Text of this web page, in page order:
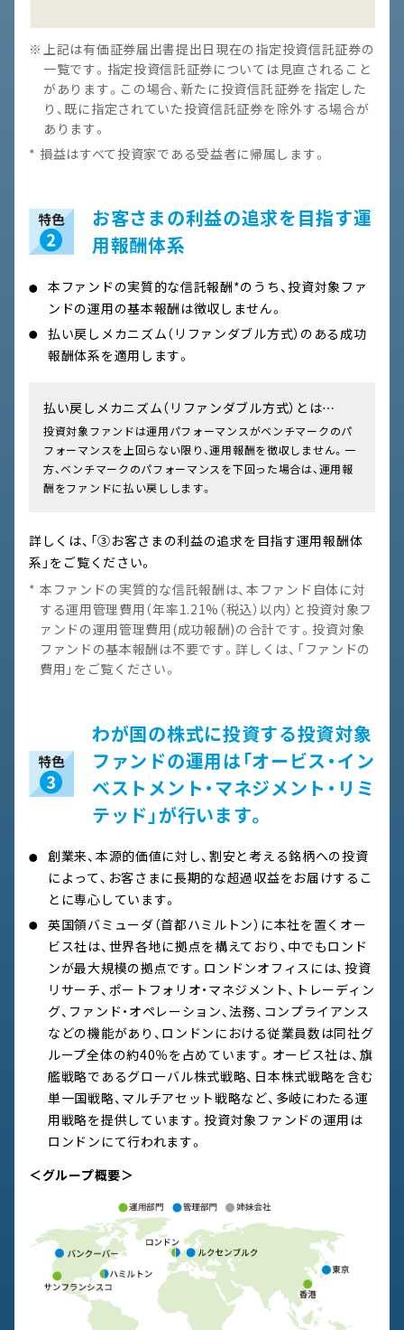
上記は有価証券届出書提出日現在の指定投資信託証券の
一覧です。指定投資信託証券については見直されること
があります。この場合、新たに投資信託証券を指定した
り、既に指定されていた投資信託証券を除外する場合が
あります。
損益はすべて投資家である受益者に帰属します。
お客さまの利益の追求を目指す運
用報酬体系
本ファンドの実質的な信託報酬*のうち、投資対象ファ
ンドの運用の基本報酬は徴収しません。
払い戻しメカニズム（リファンダブル方式）のある成功
報酬体系を適用します。
払い戻しメカニズム（リファンダブル方式）とは…
投資対象ファンドは運用パフォーマンスがベンチマークのパ
フォーマンスを上回らない限り、運用報酬を徴収しません。一
方、ベンチマークのパフォーマンスを下回った場合は、運用報
酬をファンドに払い戻しします。
詳しくは、「③お客さまの利益の追求を目指す運用報酬体
系」をご覧ください。
本ファンドの実質的な信託報酬は、本ファンド自体に対
する運用管理費用（年率1.21%（税込）以内）と投資対象フ
ァンドの運用管理費用(成功報酬)の合計です。投資対象
ファンドの基本報酬は不要です。詳しくは、「ファンドの
費用」をご覧ください。
わが国の株式に投資する投資対象
ファンドの運用は「オービス・イン
ベストメント・マネジメント・リミ
テッド」が行います。
創業来、本源的価値に対し、割安と考える銘柄への投資
によって、お客さまに長期的な超過収益をお届けするこ
とに専心しています。
英国領バミューダ（首都ハミルトン）に本社を置くオー
ビス社は、世界各地に拠点を構えており、中でもロンド
ンが最大規模の拠点です。ロンドンオフィスには、投資
リサーチ、ポートフォリオ・マネジメント、トレーディン
グ、ファンド・オペレーション、法務、コンプライアンス
などの機能があり、ロンドンにおける従業員数は同社グ
ループ全体の約40％を占めています。オービス社は、旗
艦戦略であるグローバル株式戦略、日本株式戦略を含む
単一国戦略、マルチアセット戦略など、多岐にわたる運
用戦略を提供しています。投資対象ファンドの運用は
ロンドンにて行われます。
＜グループ概要＞